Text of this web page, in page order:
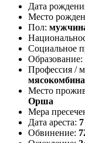
Дата
Место
Пол:
Социальное
Образование:
Профессия /
Место
Орша
Мера
Дата ареста:
Обвинение: